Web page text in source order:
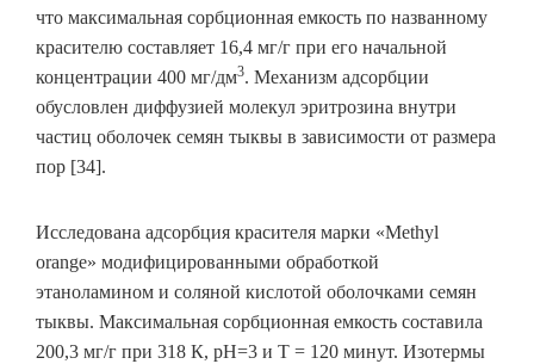
что максимальная сорбционная емкость по названному
красителю составляет 16,4 мг/г при его начальной
концентрации 400 мг/дм3. Механизм адсорбции
обусловлен диффузией молекул эритрозина внутри
частиц оболочек семян тыквы в зависимости от размера
пор [34].
Исследована адсорбция красителя марки «Methyl
orange» модифицированными обработкой
этаноламином и соляной кислотой оболочками семян
тыквы. Максимальная сорбционная емкость составила
200,3 мг/г при 318 К, рН=3 и Т = 120 минут. Изотермы